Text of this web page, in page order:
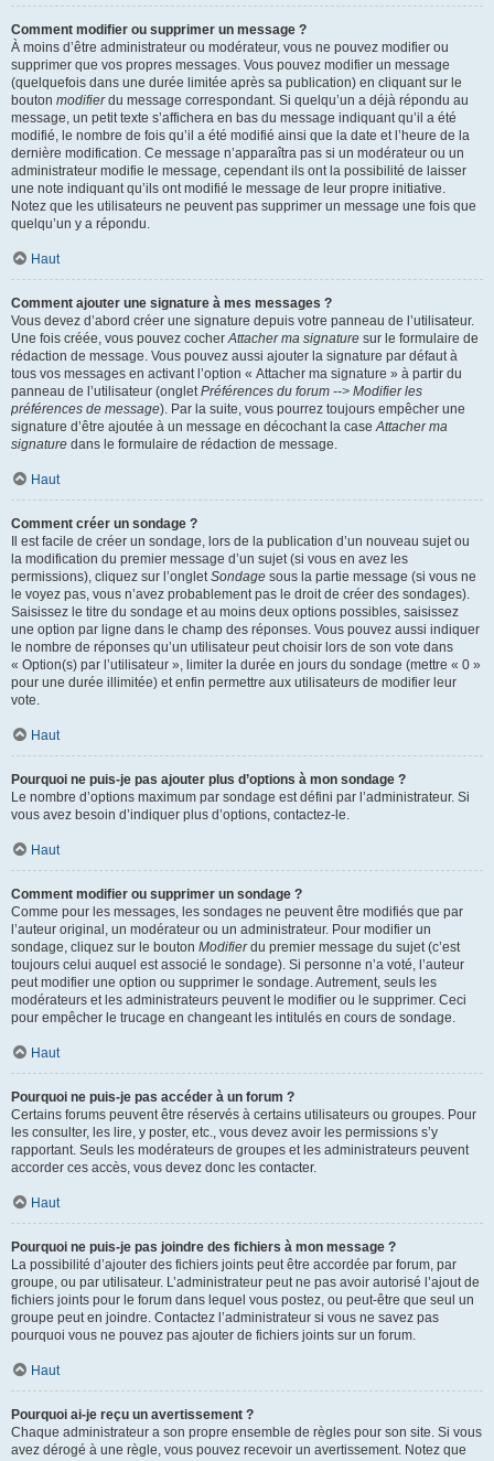
Comment modifier ou supprimer un message ?
À moins d’être administrateur ou modérateur, vous ne pouvez modifier ou
supprimer que vos propres messages. Vous pouvez modifier un message
(quelquefois dans une durée limitée après sa publication) en cliquant sur le
bouton modifierdu message correspondant. Si quelqu’un a déjà répondu au
message, un petit texte s’affichera en bas du message indiquant qu’il a été
modifié, le nombre de fois qu’il a été modifié ainsi que la date et l’heure de la
dernière modification. Ce message n’apparaîtra pas si un modérateur ou un
administrateur modifie le message, cependant ils ont la possibilité de laisser
une note indiquant qu’ils ont modifié le message de leur propre initiative.
Notez que les utilisateurs ne peuvent pas supprimer un message une fois que
quelqu’un y a répondu.
Haut
Comment ajouter une signature à mes messages ?
Vous devez d’abord créer une signature depuis votre panneau de l’utilisateur.
Une fois créée, vous pouvez cocherAttacher ma signature sur le formulaire de
rédaction de message. Vous pouvez aussi ajouter la signature par défaut à
tous vos messages en activant l’option « Attacher ma signature » à partir du
panneau de l’utilisateur (ongletPréférences du forum --> Modifier les
préférences de message). Par la suite, vous pourrez toujours empêcher une
signature d’être ajoutée à un message en décochant la caseAttacher ma
signature dans le formulaire de rédaction de message.
Haut
Comment créer un sondage ?
Il est facile de créer un sondage, lors de la publication d’un nouveau sujet ou
la modification du premier message d’un sujet (si vous en avez les
permissions), cliquez sur l’ongletSondage sous la partie message (si vous ne
le voyez pas, vous n’avez probablement pas le droit de créer des sondages).
Saisissez le titre du sondage et au moins deux options possibles, saisissez
une option par ligne dans le champ des réponses. Vous pouvez aussi indiquer
le nombre de réponses qu’un utilisateur peut choisir lors de son vote dans
« Option(s) par l’utilisateur », limiter la durée en jours du sondage (mettre « 0 »
pour une durée illimitée) et enfin permettre aux utilisateurs de modifier leur
vote.
Haut
Pourquoi ne puis-je pas ajouter plus d’options à mon sondage ?
Le nombre d’options maximum par sondage est défini par l’administrateur. Si
vous avez besoin d’indiquer plus d’options, contactez-le.
Haut
Comment modifier ou supprimer un sondage ?
Comme pour les messages, les sondages ne peuvent être modifiés que par
l’auteur original, un modérateur ou un administrateur. Pour modifier un
sondage, cliquez sur le bouton Modifierdu premier message du sujet (c’est
toujours celui auquel est associé le sondage). Si personne n’a voté, l’auteur
peut modifier une option ou supprimer le sondage. Autrement, seuls les
modérateurs et les administrateurs peuvent le modifier ou le supprimer. Ceci
pour empêcher le trucage en changeant les intitulés en cours de sondage.
Haut
Pourquoi ne puis-je pas accéder à un forum ?
Certains forums peuvent être réservés à certains utilisateurs ou groupes. Pour
les consulter, les lire, y poster, etc., vous devez avoir les permissions s’y
rapportant. Seuls les modérateurs de groupes et les administrateurs peuvent
accorder ces accès, vous devez donc les contacter.
Haut
Pourquoi ne puis-je pas joindre des fichiers à mon message ?
La possibilité d’ajouter des fichiers joints peut être accordée par forum, par
groupe, ou par utilisateur. L’administrateur peut ne pas avoir autorisé l’ajout de
fichiers joints pour le forum dans lequel vous postez, ou peut-être que seul un
groupe peut en joindre. Contactez l’administrateur si vous ne savez pas
pourquoi vous ne pouvez pas ajouter de fichiers joints sur un forum.
Haut
Pourquoi ai-je reçu un avertissement ?
Chaque administrateur a son propre ensemble de règles pour son site. Si vous
avez dérogé à une règle, vous pouvez recevoir un avertissement. Notez que